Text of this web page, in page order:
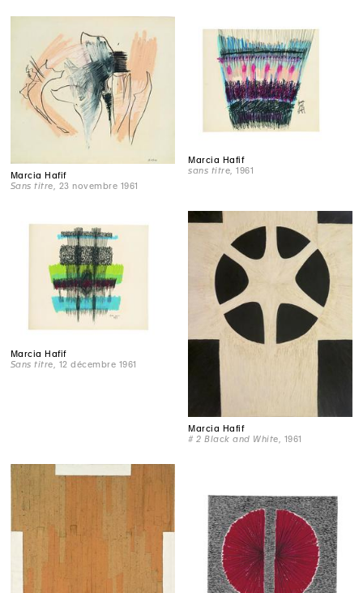
Marcia Hafif
Sans titre , 23 novembre 1961
Marcia Hafif
sans titre , 1961
Marcia Hafif
Sans titre , 12 décembre 1961
Marcia Hafif
# 2 Black and White , 1961